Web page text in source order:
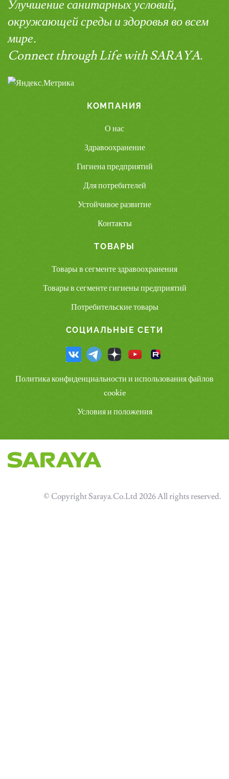
Улучшение санитарных условий,
окружающей среды и здоровья во всем
мире.
Connect through Life with SARAYA.
КОМПАНИЯ
О нас
Здравоохранение
Гигиена предприятий
Для потребителей
Устойчивое развитие
Контакты
ТОВАРЫ
Товары в сегменте здравоохранения
Товары в сегменте гигиены предприятий
Потребительские товары
СОЦИАЛЬНЫЕ СЕТИ
Политика конфиденциальности и использования файлов
cookie
Условия и положения
© Copyright Saraya.Co.Ltd 2026 All rights reserved.